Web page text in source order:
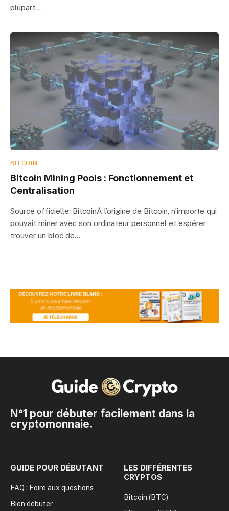
plupart…
BITCOIN
Bitcoin Mining Pools : Fonctionnement et
Centralisation
Source officielle: BitcoinÀ l’origine de Bitcoin, n’importe qui
pouvait miner avec son ordinateur personnel et espérer
trouver un bloc de…
N°1 pour débuter facilement dans la
cryptomonnaie.
GUIDE POUR DÉBUTANT
FAQ : Foire aux questions
Bien débuter
LES DIFFÉRENTES
CRYPTOS
Bitcoin (BTC)